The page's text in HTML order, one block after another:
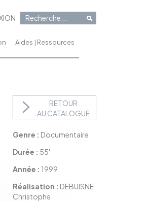
Aides | Ressources
RETOUR
AU CATALOGUE
Genre : Documentaire
Durée : 55'
Année : 1999
Réalisation : DEBUISNE
Christophe